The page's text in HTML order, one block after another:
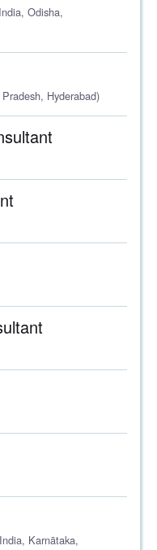
Odisha,
Hyderabad)
Karnātaka,